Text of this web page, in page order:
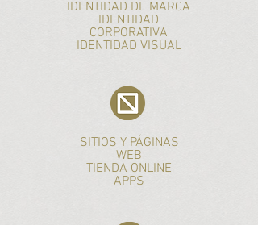
IDENTIDAD DE MARCA
IDENTIDAD
CORPORATIVA
IDENTIDAD VISUAL
SITIOS Y PÁGINAS
WEB
TIENDA ONLINE
APPS